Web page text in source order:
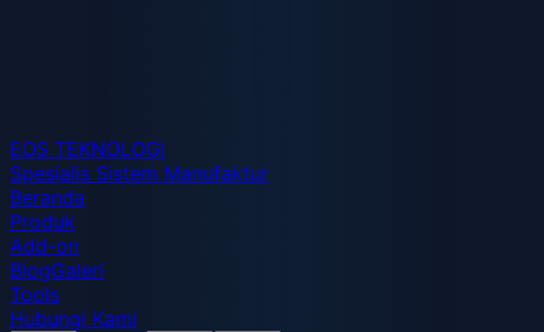
EOS TEKNOLOGI
Spesialis Sistem Manufaktur
Beranda
Produk
Add-on
BlogGaleri
Tools
Hubungi Kami